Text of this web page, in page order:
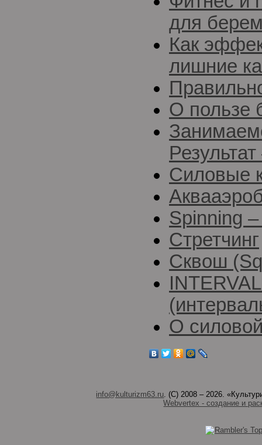
для
Как
лишние
О пользе
Силовые
Spinning
Стретчинг
Сквош
О
info@kulturizm63.ru. (C) 2008 – 2026.
Webvertex - создание и